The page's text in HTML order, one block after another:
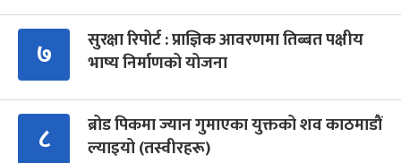
७
सुरक्षा रिपोर्ट : प्राज्ञिक आवरणमा तिब्बत पक्षीय
भाष्य निर्माणको योजना
८
ब्रोड पिकमा ज्यान गुमाएका युक्तको शव काठमाडौं
ल्याइयो (तस्वीरहरू)